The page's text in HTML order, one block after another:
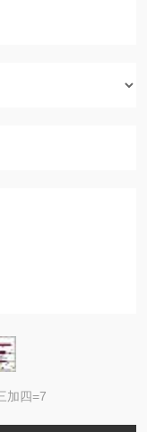
加四=7